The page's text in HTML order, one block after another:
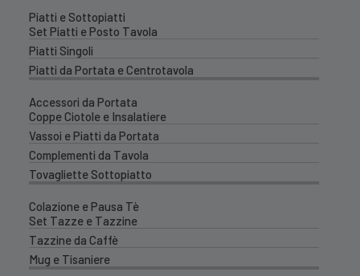
Piatti e Sottopiatti
Set Piatti e Posto Tavola
Piatti Singoli
Piatti da Portata e Centrotavola
Accessori da Portata
Coppe Ciotole e Insalatiere
Vassoi e Piatti da Portata
Complementi da Tavola
Tovagliette Sottopiatto
Colazione e Pausa Tè
Set Tazze e Tazzine
Tazzine da Caffè
Mug e Tisaniere